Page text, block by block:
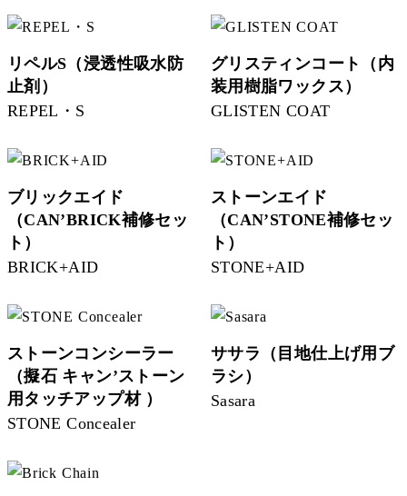
リペルS（浸透性吸水防
止剤）
REPEL・S
グリスティンコート（内
装用樹脂ワックス）
GLISTEN COAT
ブリックエイド
（CAN’BRICK補修セッ
ト）
BRICK+AID
ストーンエイド
（CAN’STONE補修セッ
ト）
STONE+AID
ストーンコンシーラー
（擬石 キャン’ストーン
用タッチアップ材 ）
STONE Concealer
ササラ（目地仕上げ用ブ
ラシ）
Sasara